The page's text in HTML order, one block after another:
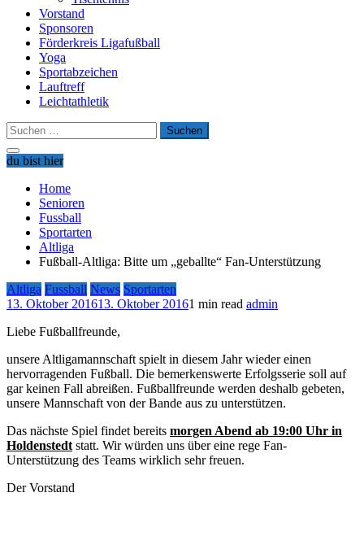
Vorstand
Sponsoren
Förderkreis Ligafußball
Yoga
Sportabzeichen
Lauftreff
Leichtathletik
Suchen
nach:
du bist hier
Home
Senioren
Fussball
Sportarten
Altliga
Fußball-Altliga: Bitte um „geballte“ Fan-Unterstützung
Altliga Fussball News Sportarten
13. Oktober 201613. Oktober 20161 min read admin
Liebe Fußballfreunde,
unsere Altligamannschaft spielt in diesem Jahr wieder einen
hervorragenden Fußball. Die bemerkenswerte Erfolgsserie soll auf
gar keinen Fall abreißen. Fußballfreunde werden deshalb gebeten,
unsere Mannschaft von der Bande aus zu unterstützen.
Das nächste Spiel findet bereits morgen Abend ab 19:00 Uhr in
Holdenstedt statt. Wir würden uns über eine rege Fan-
Unterstützung des Teams wirklich sehr freuen.
Der Vorstand